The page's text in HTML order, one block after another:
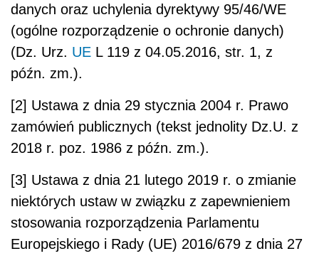
danych oraz uchylenia dyrektywy 95/46/WE
(ogólne rozporządzenie o ochronie danych)
(Dz. Urz. UE L 119 z 04.05.2016, str. 1, z
późn. zm.).
[2] Ustawa z dnia 29 stycznia 2004 r. Prawo
zamówień publicznych (tekst jednolity Dz.U. z
2018 r. poz. 1986 z późn. zm.).
[3] Ustawa z dnia 21 lutego 2019 r. o zmianie
niektórych ustaw w związku z zapewnieniem
stosowania rozporządzenia Parlamentu
Europejskiego i Rady (UE) 2016/679 z dnia 27